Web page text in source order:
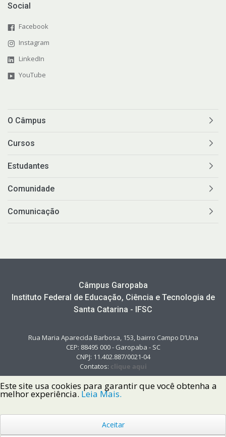
Social
Facebook
Instagram
LinkedIn
YouTube
O Câmpus
Cursos
Estudantes
Comunidade
Comunicação
Câmpus Garopaba
Instituto Federal de Educação, Ciência e Tecnologia de
Santa Catarina - IFSC
Rua Maria Aparecida Barbosa, 153, bairro Campo D’Una
CEP: 88495 000 - Garopaba - SC
CNPJ: 11.402.887/0021-04
Contatos: clique aqui
Copyright © 2022 Instituto Federal de Santa Catarina IFSC
Este site usa cookies para garantir que você obtenha a
melhor experiência. Leia Mais.
Aceitar